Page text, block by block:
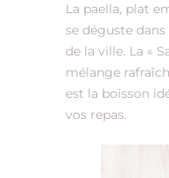
La paella, plat
se déguste
de la ville. La «
mélange
est la boisson
vos repas.